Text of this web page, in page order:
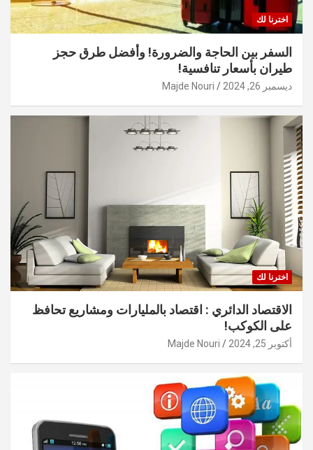
اخترنا لك
السفر بين الحاجة والضرورة! وأفضل طرق حجز
طيران بأسعار تنافسية!
ديسمبر 26, 2024 Majde Nouri
اخترنا لك
الاقتصاد الدائري : اقتصاد بالمليارات ومشاريع تحافظ
على الكوكب!
أكتوبر 25, 2024 Majde Nouri